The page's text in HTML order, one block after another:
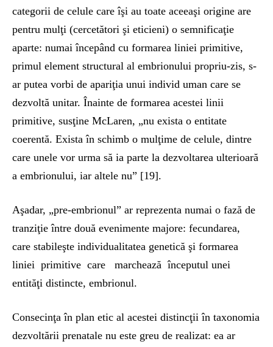
categorii de celule care îşi au toate aceeaşi origine are
pentru mulţi (cercetători şi eticieni) o semnificaţie
aparte: numai începând cu formarea liniei primitive,
primul element structural al embrionului propriu-zis, s-
ar putea vorbi de apariţia unui individ uman care se
dezvoltă unitar. Înainte de formarea acestei linii
primitive, susţine McLaren, „nu exista o entitate
coerentă. Exista în schimb o mulţime de celule, dintre
care unele vor urma să ia parte la dezvoltarea ulterioară
a embrionului, iar altele nu” [19].
Aşadar, „pre-embrionul” ar reprezenta numai o fază de
tranziţie între două evenimente majore: fecundarea,
care stabileşte individualitatea genetică şi formarea
liniei primitive care marchează începutul unei
entităţi distincte, embrionul.
Consecinţa în plan etic al acestei distincţii în taxonomia
dezvoltării prenatale nu este greu de realizat: ea ar